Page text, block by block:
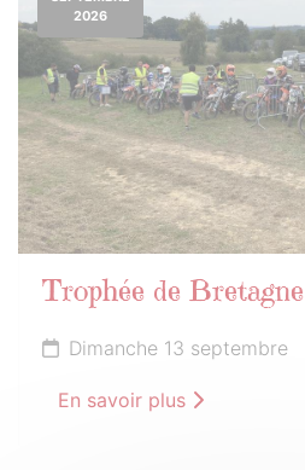
2026
Trophée de
Dimanche 13 septembre
En savoir plus